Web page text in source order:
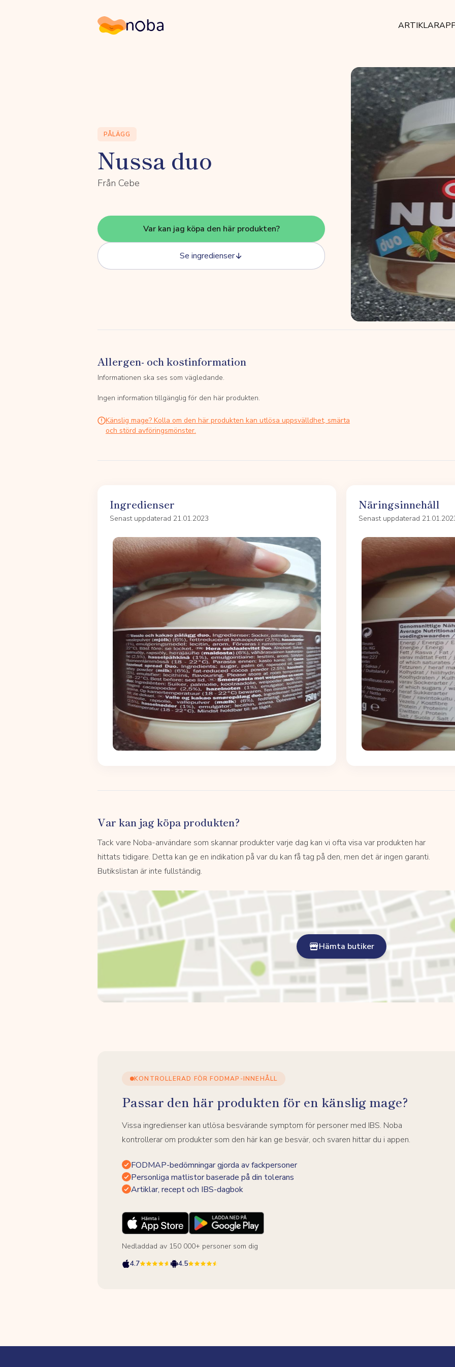
Noba ARTIKLAR
PÅLÄGG
Nussa duo
Från Cebe
Var kan jag köpa den här produkten?
Se ingredienser
Allergen- och kostinformation
Informationen ska ses som vägledande.
Ingen information tillgänglig för den här produkten.
Känslig mage? Kolla om den här produkten kan utlösa uppsvälldhet, smärta
och störd avföringsmönster.
Ingredienser
Senast uppdaterad 21.01.2023
Näringsinnehåll
Senast uppdaterad
Var kan jag köpa produkten?
Tack vare Noba-användare som skannar produkter varje dag kan vi ofta visa var produkten har
hittats tidigare. Detta kan ge en indikation på var du kan få tag på den, men det är ingen garanti.
Butikslistan är inte fullständig.
Hämta butiker
KONTROLLERAD FÖR FODMAP-INNEHÅLL
Passar den här produkten för en känslig mage?
Vissa ingredienser kan utlösa besvärande symptom för personer med IBS. Noba
kontrollerar om produkter som den här kan ge besvär, och svaren hittar du i appen.
FODMAP-bedömningar gjorda av fackpersoner
Personliga matlistor baserade på din tolerans
Artiklar, recept och IBS-dagbok
Nedladdad av 150 000+ personer som dig
4.7
4.5